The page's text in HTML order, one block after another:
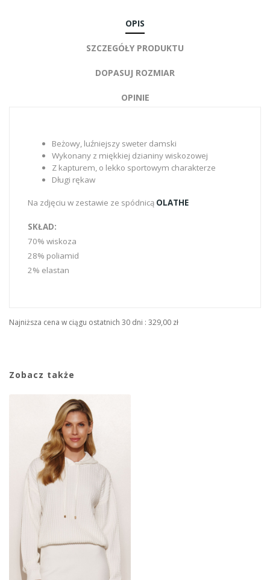
OPIS
SZCZEGÓŁY PRODUKTU
DOPASUJ ROZMIAR
OPINIE
Beżowy, luźniejszy sweter damski
Wykonany z miękkiej dzianiny wiskozowej
Z kapturem, o lekko sportowym charakterze
Długi rękaw
Na zdjęciu w zestawie ze spódnicą OLATHE
SKŁAD:
70% wiskoza
28% poliamid
2% elastan
Najniższa cena w ciągu ostatnich 30 dni : 329,00 zł
Zobacz także